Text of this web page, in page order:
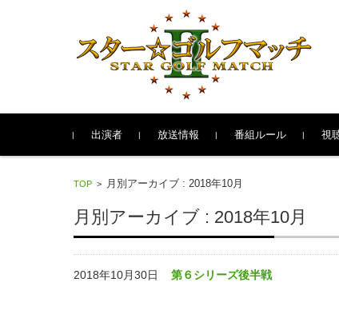
コンテンツに移動
出演者
放送情報 番組ルール 視
TOP > 月別アーカイブ : 2018年10月
月別アーカイブ : 2018年10月
2018年10月30日 第６シリーズ後半戦